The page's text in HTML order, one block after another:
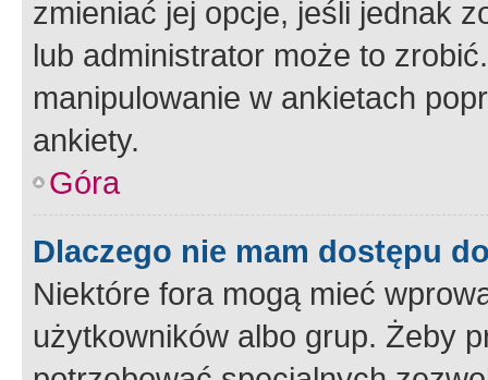
zmieniać jej opcje, jeśli jednak
lub administrator może to
manipulowanie w ankietach
ankiety.
Góra
Dlaczego nie mam dostępu
Niektóre fora mogą mieć
użytkowników albo grup. Żeby